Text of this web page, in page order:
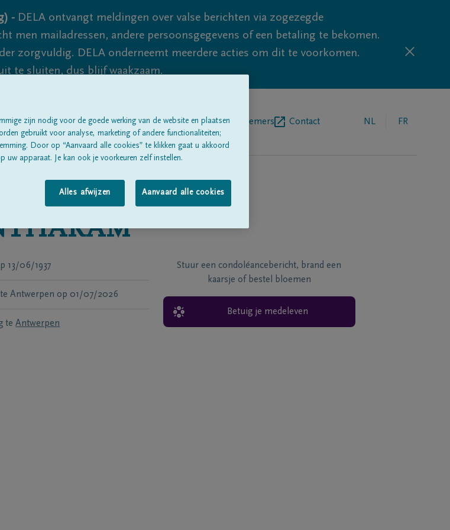
- DELA ontvangt meldingen over valse berichten via zogezegde
men mailadressen, andere persoonsgegevens of een betaling te bekomen.
zorgvuldig. DELA onderneemt meerdere acties om dit te voorkomen.
te sluiten, dus blijf waakzaam.
Alle rouwberichtenOver onsBegrafenisondernemers Contact NL FR
13/06/1937
Antwerpen op 01/07/2026
te Antwerpen
Stuur een condoléancebericht, brand een
kaarsje of bestel bloemen
Betuig je medeleven
zijn nodig voor de goede werking van de website en plaatsen
gebruikt voor analyse, marketing of andere functionaliteiten;
Door op “Aanvaard alle cookies” te klikken gaat u akkoord
uw apparaat. Je kan ook je voorkeuren zelf instellen.
Alles afwijzen Aanvaard alle cookies